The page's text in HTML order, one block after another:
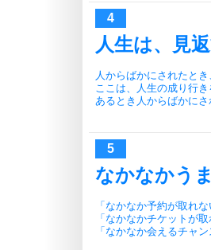
人生は、見
人からばかにされたとき
ここは、人生の成り行き
あるとき人からばかにさ
なかなかう
「なかなか予約が取れな
「なかなかチケットが取
「なかなか会えるチャン